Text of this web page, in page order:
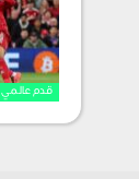
قدم عالمي